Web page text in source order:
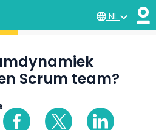
NL
Scrum team?